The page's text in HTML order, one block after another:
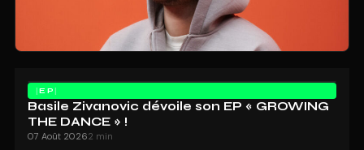
EP
Basile Zivanovic dévoile son EP « GROWING
THE DANCE » !
07 Août 20262 min